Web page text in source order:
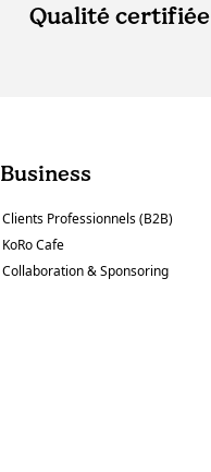
Qualité certifiée
Business
Clients Professionnels (B2B)
KoRo Cafe
Collaboration & Sponsoring